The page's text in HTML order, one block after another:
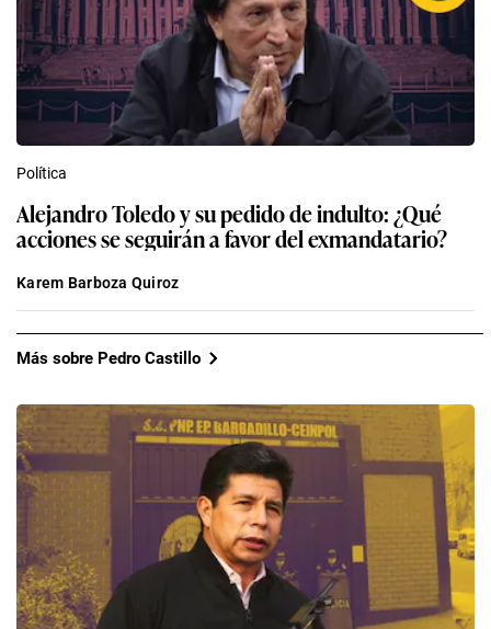
Política
Alejandro Toledo y su pedido de indulto: ¿Qué
acciones se seguirán a favor del exmandatario?
Karem Barboza Quiroz
Más sobre Pedro Castillo